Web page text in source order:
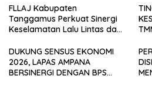
Perkuat Karakter Generasi
Muda
FLLAJ Kabupaten
Tanggamus Perkuat Sinergi
Keselamatan Lalu Lintas dan
DUKUNG SENSUS EKONOMI
2026, LAPAS AMPANA
BERSINERGI DENGAN BPS